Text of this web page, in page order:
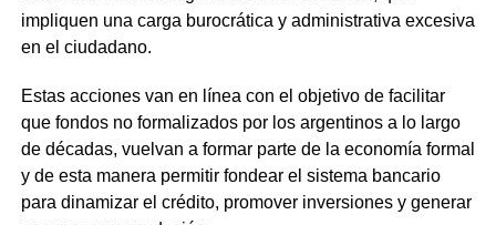
impliquen una carga burocrática y administrativa excesiva
en el ciudadano.
Estas acciones van en línea con el objetivo de facilitar
que fondos no formalizados por los argentinos a lo largo
de décadas, vuelvan a formar parte de la economía formal
y de esta manera permitir fondear el sistema bancario
para dinamizar el crédito, promover inversiones y generar